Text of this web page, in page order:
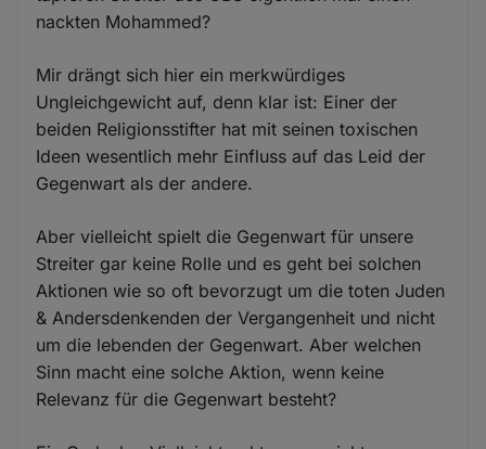
nackten Mohammed?
Mir drängt sich hier ein merkwürdiges
Ungleichgewicht auf, denn klar ist: Einer der
beiden Religionsstifter hat mit seinen toxischen
Ideen wesentlich mehr Einfluss auf das Leid der
Gegenwart als der andere.
Aber vielleicht spielt die Gegenwart für unsere
Streiter gar keine Rolle und es geht bei solchen
Aktionen wie so oft bevorzugt um die toten Juden
& Andersdenkenden der Vergangenheit und nicht
um die lebenden der Gegenwart. Aber welchen
Sinn macht eine solche Aktion, wenn keine
Relevanz für die Gegenwart besteht?